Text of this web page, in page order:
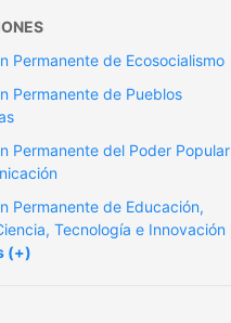
Permanente de Ecosocialismo
Permanente de Pueblos
Permanente del Poder Popular
Permanente de Educación,
Tecnología e Innovación
(+)